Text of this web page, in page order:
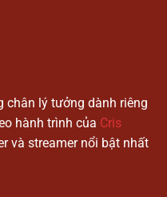
chân lý tưởng dành riêng
hành trình của Cris
và streamer nổi bật nhất